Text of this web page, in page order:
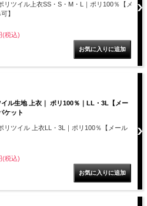
ツイル上衣SS・S・M・L｜ポリ100％【メ
】
(税込)
イル生地 上衣｜ ポリ100％｜LL・3L【メー
ケット
ツイル 上衣LL・3L｜ポリ100％【メール
(税込)